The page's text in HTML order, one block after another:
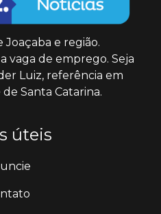
Joaçaba e região.
vaga de emprego. Seja
Luiz, referência em
Santa Catarina.
úteis